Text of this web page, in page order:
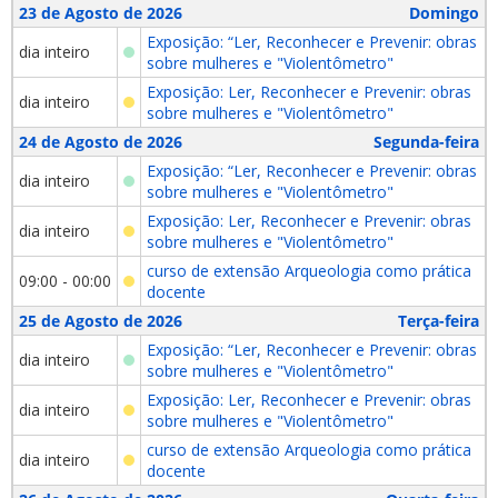
23 de Agosto de 2026
Domingo
dia inteiro
Exposição: “Ler, Reconhecer e Prevenir: obras
sobre mulheres e "Violentômetro"
dia inteiro
Exposição: Ler, Reconhecer e Prevenir: obras
sobre mulheres e "Violentômetro"
24 de Agosto de 2026
Segunda-feira
dia inteiro
Exposição: “Ler, Reconhecer e Prevenir: obras
sobre mulheres e "Violentômetro"
dia inteiro
Exposição: Ler, Reconhecer e Prevenir: obras
sobre mulheres e "Violentômetro"
09:00 - 00:00
curso de extensão Arqueologia como prática
docente
25 de Agosto de 2026
Terça-feira
dia inteiro
Exposição: “Ler, Reconhecer e Prevenir: obras
sobre mulheres e "Violentômetro"
dia inteiro
Exposição: Ler, Reconhecer e Prevenir: obras
sobre mulheres e "Violentômetro"
dia inteiro
curso de extensão Arqueologia como prática
docente